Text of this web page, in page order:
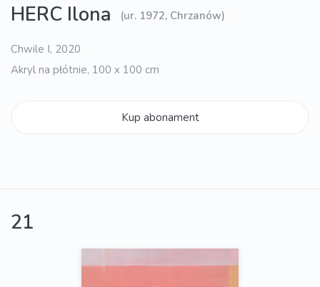
HERC Ilona (ur. 1972, Chrzanów)
Chwile I, 2020
Akryl na płótnie, 100 x 100 cm
Kup abonament
21